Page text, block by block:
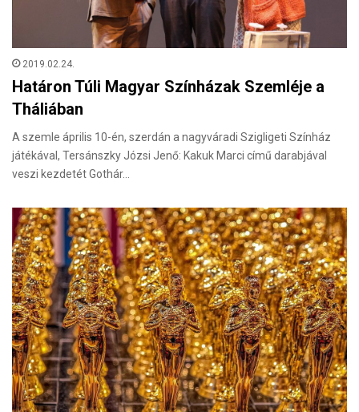
2019.02.24.
Határon Túli Magyar Színházak Szemléje a
Tháliában
A szemle április 10-én, szerdán a nagyváradi Szigligeti Színház
játékával, Tersánszky Józsi Jenő: Kakuk Marci című darabjával
veszi kezdetét Gothár…